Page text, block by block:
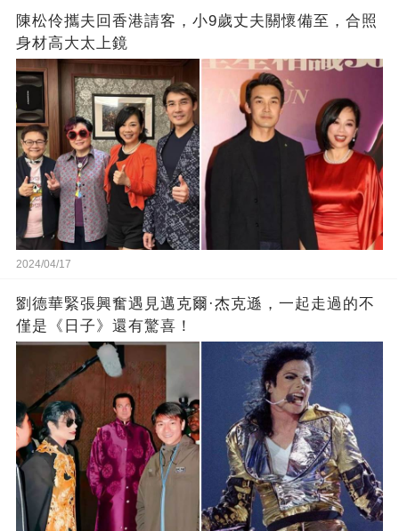
陳松伶攜夫回香港請客，小9歲丈夫關懷備至，合照
身材高大太上鏡
2024/04/17
劉德華緊張興奮遇見邁克爾·杰克遜，一起走過的不
僅是《日子》還有驚喜！